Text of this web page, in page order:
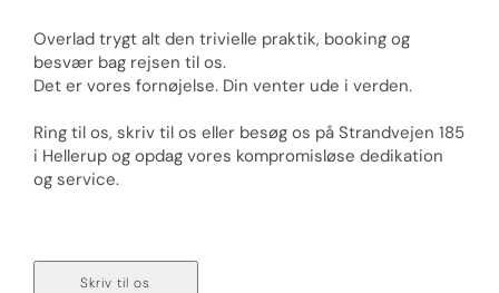
Overlad trygt alt den trivielle praktik, booking og
besvær bag rejsen til os.
Det er vores fornøjelse. Din venter ude i verden.
Ring til os, skriv til os eller besøg os på Strandvejen 185
i Hellerup og opdag vores kompromisløse dedikation
og service.
Skriv til os